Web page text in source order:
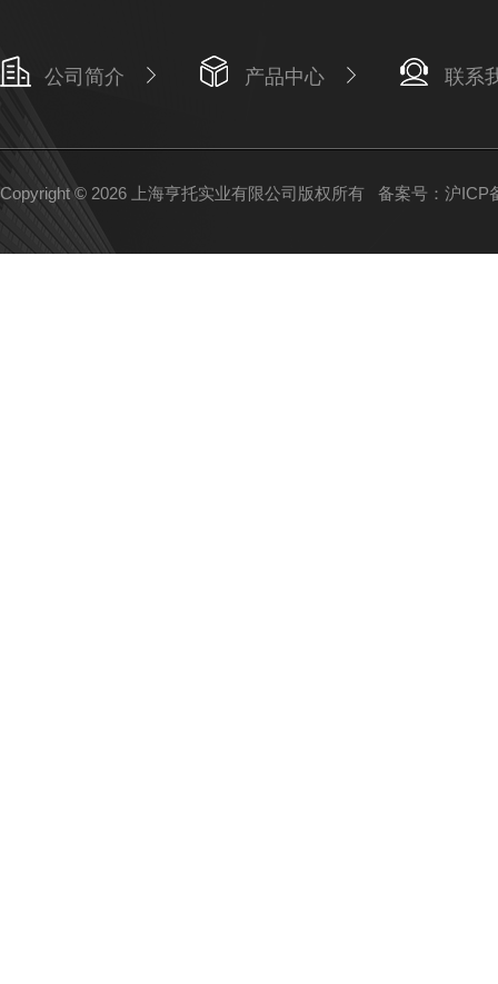
公司简介 产品中心 联系
Copyright © 2026 上海亨托实业有限公司版权所有 备案号：沪ICP